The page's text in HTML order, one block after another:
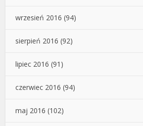
wrzesień 2016 (94)
sierpień 2016 (92)
lipiec 2016 (91)
czerwiec 2016 (94)
maj 2016 (102)